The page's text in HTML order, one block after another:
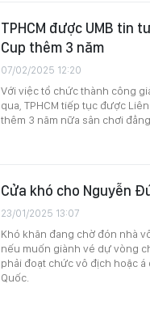
TPHCM được UMB tin
Cup thêm 3 năm
07/02/2025 12:20
Với việc tổ chức thành công
qua, TPHCM tiếp tục được
thêm 3 năm nữa sân chơi
Cửa khó cho Nguyễn
23/01/2025 13:07
Khó khăn đang chờ đón nhà
nếu muốn giành vé dự vòng
phải đoạt chức vô địch hoặc á
Quốc.